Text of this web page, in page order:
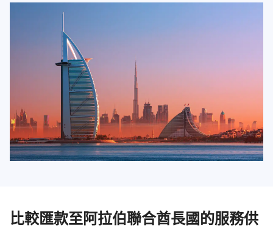
比較匯款至阿拉伯聯合酋長國的服務供